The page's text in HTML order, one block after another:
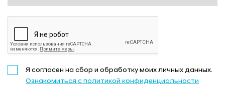
Я согласен на сбор и обработку моих личных данных.
Ознакомиться с политикой конфиденциальности